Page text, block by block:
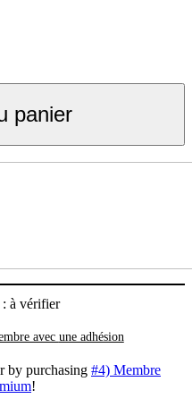
panier
: à vérifier
avec une adhésion
by purchasing #4) Membre
!